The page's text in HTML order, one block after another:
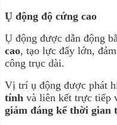
Ụ động độ cứng cao
Ụ động được dẫn động
cao, tạo lực đẩy lớn,
công trục dài.
Vị trí ụ động được phát
tính và liên kết trực tiếp
giảm đáng kể thời gian